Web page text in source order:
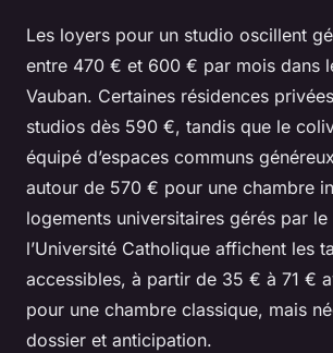
Les loyers pour un studio oscillent
entre 470 € et 600 € par mois dans
Vauban. Certaines résidences
studios dès 590 €, tandis que le
équipé d’espaces communs
autour de 570 € pour une chambre
logements universitaires gérés par
l’Université Catholique affichent les
accessibles, à partir de 35 € à 71 €
pour une chambre classique, mais
dossier et anticipation.